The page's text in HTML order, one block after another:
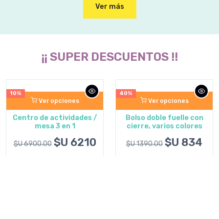
Ver más
¡¡ SUPER DESCUENTOS !!
40%
Ver opciones
Bolso doble fuelle con
cierre, varios colores
$U 1390.00 $U 834
25%
Agregar al carrito
Manta patch work
colores fuertes
$U 645.00 $U 484